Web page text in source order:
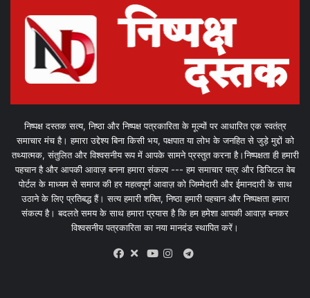
निष्पक्ष दस्तक सत्य, निष्ठा और निष्पक्ष पत्रकारिता के मूल्यों पर आधारित एक स्वतंत्र
समाचार मंच है। हमारा उद्देश्य बिना किसी भय, पक्षपात या लोभ के जनहित से जुड़े मुद्दों को
तथ्यात्मक, संतुलित और विश्वसनीय रूप में आपके सामने प्रस्तुत करना है।निष्पक्षता ही हमारी
पहचान है और आपकी आवाज़ बनना हमारा संकल्प --- हम समाचार पत्र और डिजिटल वेब
पोर्टल के माध्यम से समाज की हर महत्वपूर्ण आवाज़ को जिम्मेदारी और ईमानदारी के साथ
उठाने के लिए प्रतिबद्ध हैं। सत्य हमारी शक्ति, निष्ठा हमारी पहचान और निष्पक्षता हमारा
संकल्प है। बदलते समय के साथ हमारा प्रयास है कि हम हमेशा आपकी आवाज़ बनकर
विश्वसनीय पत्रकारिता का नया मानदंड स्थापित करें।
X
Telegram